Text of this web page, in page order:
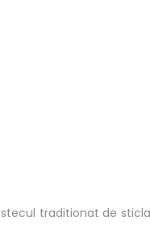
traditionat de